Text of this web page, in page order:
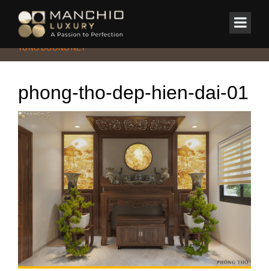
Home/Nhà phố/BINH HOP HOUSE – HƠI THỞ HIỆN ĐẠI TRONG
TỪNG ĐƯỜNG NÉT
phong-tho-dep-hien-dai-01